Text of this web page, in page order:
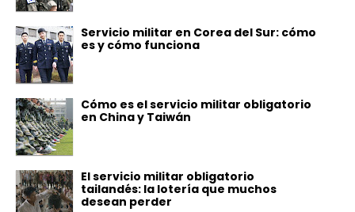
Servicio militar en Corea del Sur: cómo
es y cómo funciona
Cómo es el servicio militar obligatorio
en China y Taiwán
El servicio militar obligatorio
tailandés: la lotería que muchos
desean perder